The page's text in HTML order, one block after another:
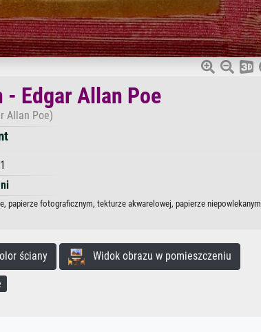
Edgar Allan Poe
Allan Poe)
papierze fotograficznym, tekturze akwarelowej, papierze niepowlekanym
ściany Widok obrazu w pomieszczeniu